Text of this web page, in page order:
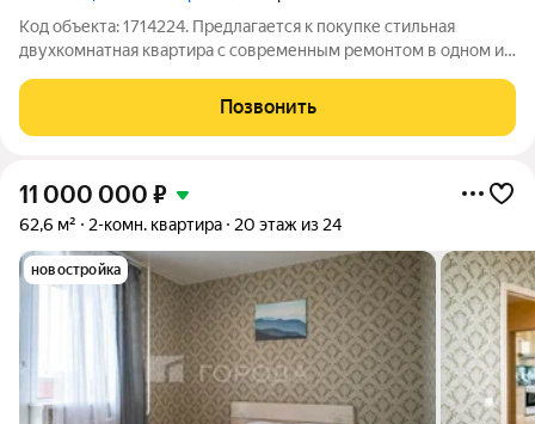
Код объекта: 1714224. Предлагается к покупке стильная
двухкомнатная квартира с современным ремонтом в одном из
Немировича-Данченко, 167/3. Квартира расположена на 23
этаже современного
Позвонить
11 000 000 ₽
62,6 м² 2-комн. квартира 20 этаж из 24
новостройка